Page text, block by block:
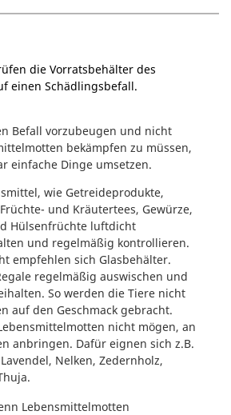
Befall vorzubeugen und nicht
bekämpfen zu müssen,
einfache Dinge umsetzen.
wie Getreideprodukte,
und Kräutertees, Gewürze,
Hülsenfrüchte luftdicht
und regelmäßig kontrollieren.
empfehlen sich Glasbehälter.
regelmäßig auswischen und
So werden die Tiere nicht
auf den Geschmack gebracht.
nicht mögen, an
anbringen. Dafür eignen sich z.B.
Nelken, Zedernholz,
Lebensmittelmotten